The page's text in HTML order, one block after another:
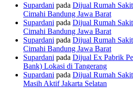
Supardani pada Dijual Rumah
Cimahi Bandung Jawa Barat
Supardani pada Dijual Rumah
Cimahi Bandung Jawa Barat
Supardani pada Dijual Rumah
Cimahi Bandung Jawa Barat
Supardani pada Dijual Ex Pabrik
Bank) Lokasi di Tangerang
Supardani pada Dijual Rumah
Masih Aktif Jakarta Selatan